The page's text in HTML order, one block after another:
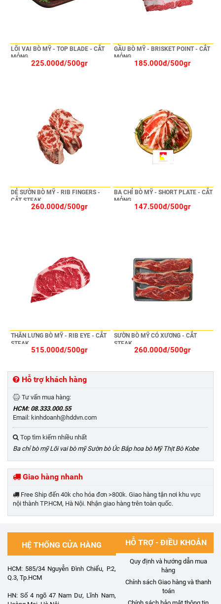
LÕI VAI BÒ MỸ - TOP BLADE - CẮT
MỎNG
225.000đ/500gr
GẦU BÒ MỸ - BRISKET POINT - CẮT
MỎNG
185.000đ/500gr
DẺ SƯỜN BÒ MỸ - RIB FINGERS -
CẮT STEAK
260.000đ/500gr
BA CHỈ BÒ MỸ - SHORT PLATE - CẮT
MỎNG
147.500đ/500gr
THĂN LƯNG BÒ MỸ - RIB EYE - CẮT
STEAK
515.000đ/500gr
SƯỜN BÒ MỸ CÓ XƯƠNG - CẮT
STEAK
260.000đ/500gr
Hỗ trợ khách hàng
Tư vấn mua hàng:
HCM: 08.333.000.55
Email: kinhdoanh@hddvn.com
Top tìm kiếm nhiều nhất
Ba chỉ bò mỹ Lõi vai bò mỹ Sườn bò Úc Bắp hoa bò Mỹ Thịt Bò Kobe
Giao hàng nhanh
Free Ship đến 40k cho hóa đơn >800k. Giao hàng tận nơi khu vực
nội thành TP.HCM, Hà Nội. Nhận giao hàng trên toàn quốc.
HỆ THỐNG CỬA HÀNG
HCM: 585/34 Nguyễn Đình Chiểu, P.2,
Q.3, Tp.HCM
HN: Số 4 ngõ 47 Nam Dư, Lĩnh Nam,
HỖ TRỢ - ĐIỀU KHOẢN
Quy định và hướng dẫn mua
hàng
Chính sách Giao hàng và thanh
toán